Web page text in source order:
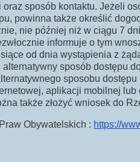
sposób kontaktu. Jeżeli
powinna także określić
nie później niż w ciągu 7
informuje o tym
od dnia wystąpienia z
sposób dostępu
sposobu
aplikacji mobilnej
także złożyć wniosek do
Obywatelskich : https://